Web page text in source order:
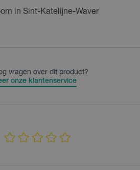
in Sint-Katelijne-Waver
vragen over dit product?
onze klantenservice